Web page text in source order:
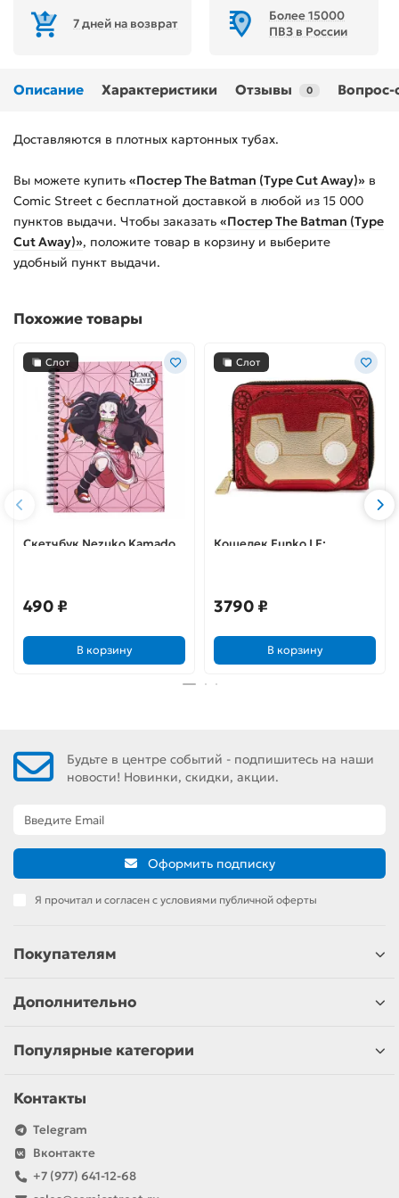
7 дней на возврат
Более 15000
ПВЗ в России
Описание Характеристики Отзывы 0 Вопрос-
Доставляются в плотных картонных тубах.
Вы можете купить «Постер The Batman (Type Cut Away)» в
Comic Street с бесплатной доставкой в любой из 15 000
пунктов выдачи. Чтобы заказать «Постер The Batman (Type
Cut Away)», положите товар в корзину и выберите
удобный пункт выдачи.
Похожие товары
Слот
Скетчбук Nezuko Kamado
490 ₽
В корзину
Слот
Кошелек Funko LF:
3790 ₽
В корзину
Будьте в центре событий - подпишитесь на наши
новости! Новинки, скидки, акции.
Оформить подписку
Я прочитал и согласен с условиями публичной оферты
Покупателям
Дополнительно
Популярные категории
Контакты
Telegram
Вконтакте
+7 (977) 641-12-68